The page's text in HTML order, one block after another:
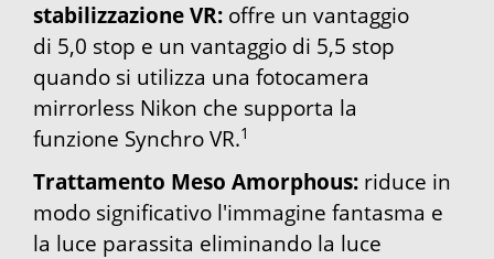
stabilizzazione VR: offre un vantaggio
di 5,0 stop e un vantaggio di 5,5 stop
quando si utilizza una fotocamera
mirrorless Nikon che supporta la
funzione Synchro VR.1
Trattamento Meso Amorphous: riduce in
modo significativo l'immagine fantasma e
la luce parassita eliminando la luce